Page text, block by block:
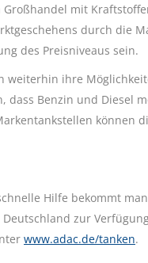
mit
durch die
des Preisniveaus sein.
weiterhin ihre
dass Benzin und Diesel
können
Hilfe bekommt
Deutschland zur
www.adac.de/tanken.